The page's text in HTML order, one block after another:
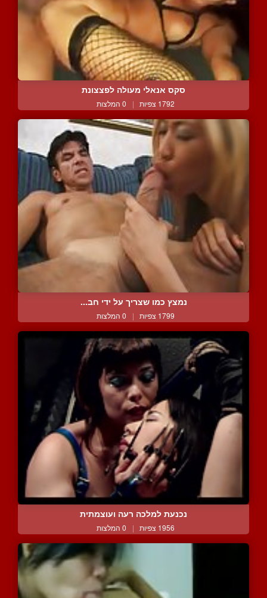
סקס אנאלי מעולה לפצצונת
1792 צפיות | 0 המלצות
נמצץ כמו שצריך על ידי חב...
1799 צפיות | 0 המלצות
נכנעת למלכה רעה ועוצמתית
1956 צפיות | 0 המלצות